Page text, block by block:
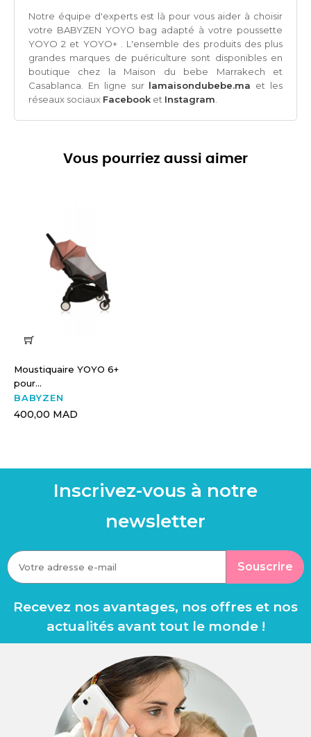
Notre équipe d'experts est là pour vous aider à choisir
votre BABYZEN YOYO bag adapté à votre poussette
YOYO 2 et YOYO+ . L'ensemble des produits des plus
grandes marques de puériculture sont disponibles en
boutique chez la Maison du bebe Marrakech et
Casablanca. En ligne sur lamaisondubebe.ma et les
réseaux sociaux Facebook et Instagram.
Vous pourriez aussi aimer
Moustiquaire YOYO 6+
pour...
BABYZEN
400,00 MAD
Inscrivez-vous à notre
newsletter
Souscrire
Recevez nos avantages, nos offres et nos
actualités avant tout le monde !